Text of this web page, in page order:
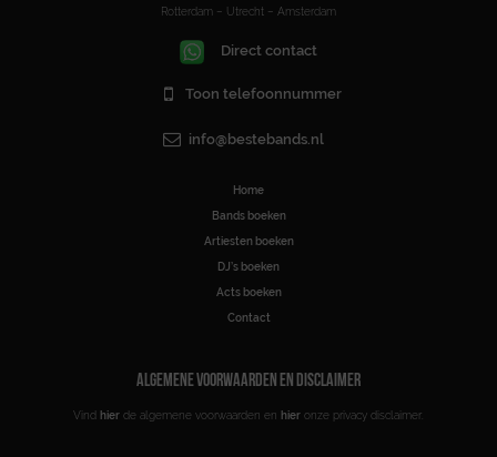
Rotterdam – Utrecht – Amsterdam
Direct contact
Toon telefoonnummer
info@bestebands.nl
Home
Bands boeken
Artiesten boeken
DJ’s boeken
Acts boeken
Contact
ALGEMENE VOORWAARDEN EN DISCLAIMER
Vind hier de algemene voorwaarden en hier onze privacy disclaimer.